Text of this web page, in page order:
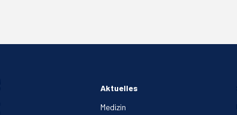
Aktuelles
Medizin